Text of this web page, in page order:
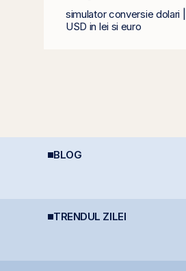
simulator conversie dolari
USD in lei si euro
BLOG
REIT-urile industriale –
TRENDUL ZILEI
Nuclearelectrica